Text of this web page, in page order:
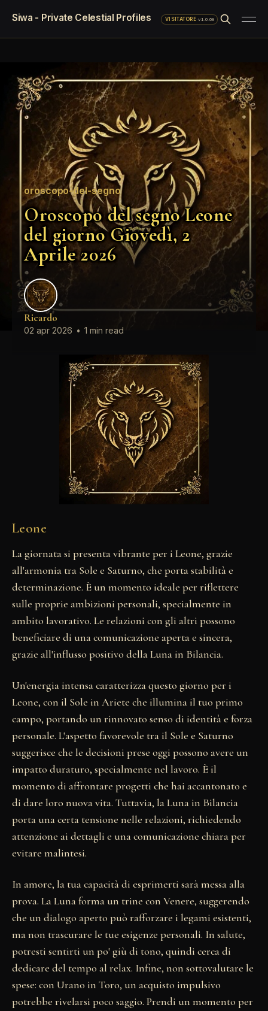
Siwa - Private Celestial Profiles VISITATORE·v1.0.69
oroscopo-del-segno
Oroscopo del segno Leone
del giorno Giovedì, 2
Aprile 2026
Ricardo
02 apr 2026 • 1 min read
Leone
La giornata si presenta vibrante per i Leone, grazie
all'armonia tra Sole e Saturno, che porta stabilità e
determinazione. È un momento ideale per riflettere
sulle proprie ambizioni personali, specialmente in
ambito lavorativo. Le relazioni con gli altri possono
beneficiare di una comunicazione aperta e sincera,
grazie all'influsso positivo della Luna in Bilancia.
Un'energia intensa caratterizza questo giorno per i
Leone, con il Sole in Ariete che illumina il tuo primo
campo, portando un rinnovato senso di identità e forza
personale. L'aspetto favorevole tra il Sole e Saturno
suggerisce che le decisioni prese oggi possono avere un
impatto duraturo, specialmente nel lavoro. È il
momento di affrontare progetti che hai accantonato e
di dare loro nuova vita. Tuttavia, la Luna in Bilancia
porta una certa tensione nelle relazioni, richiedendo
attenzione ai dettagli e una comunicazione chiara per
evitare malintesi.
In amore, la tua capacità di esprimerti sarà messa alla
prova. La Luna forma un trine con Venere, suggerendo
che un dialogo aperto può rafforzare i legami esistenti,
ma non trascurare le tue esigenze personali. In salute,
potresti sentirti un po' giù di tono, quindi cerca di
dedicare del tempo al relax. Infine, non sottovalutare le
spese: con Urano in Toro, un acquisto impulsivo
potrebbe rivelarsi poco saggio. Prendi un momento per